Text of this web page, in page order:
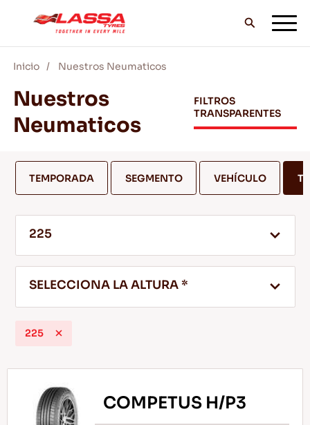
TODOS LOS NEUMÁTICOS LASSA
DISTRIBUIDORES
BLOG Y VIDEOS
SERVICIO Y AYUDA
Inicio Nuestros Neumaticos
Nuestros
Neumaticos
FILTROS
TRANSPARENTES
TEMPORADA SEGMENTO VEHÍCULO
225
SELECCIONA LA ALTURA *
225
COMPETUS H/P3